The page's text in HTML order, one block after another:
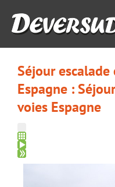
Séjour
Espagne :
voies Espagne